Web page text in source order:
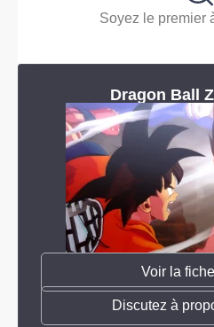
Soyez le premier
Dragon Ball
Voir la
Discutez à